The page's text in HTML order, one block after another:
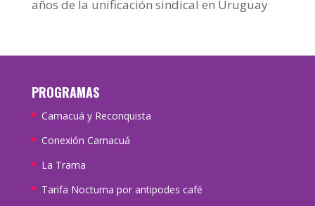
años de la unificación sindical en Uruguay
PROGRAMAS
Camacuá y Reconquista
Conexión Camacuá
La Trama
Tarifa Nocturna por antipodes café